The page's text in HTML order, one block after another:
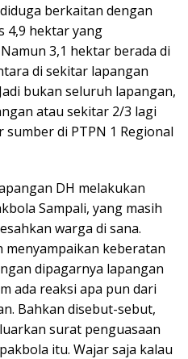
berkaitan dengan
4,9 hektar yang
3,1 hektar berada di
di sekitar lapangan
bukan seluruh lapangan,
atau sekitar 2/3 lagi
sumber di PTPN 1 Regional
DH melakukan
Sampali, yang masih
warga di sana.
menyampaikan keberatan
dipagarnya lapangan
ada reaksi apa pun dari
Bahkan disebut-sebut,
surat penguasaan
itu. Wajar saja kalau